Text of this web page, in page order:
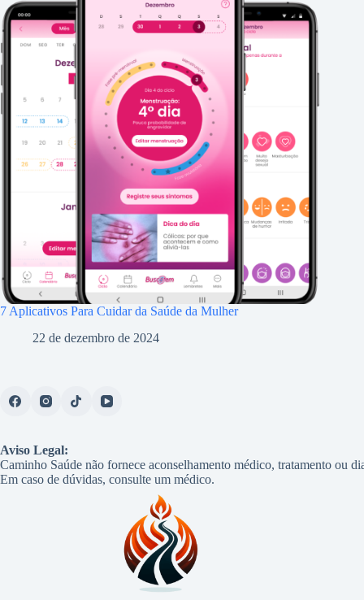
7 Aplicativos Para Cuidar da Saúde da Mulher
22 de dezembro de 2024
Aviso Legal:
Caminho Saúde não fornece aconselhamento médico, tratamento ou
Em caso de dúvidas, consulte um médico.